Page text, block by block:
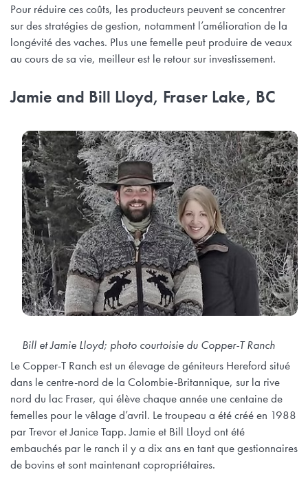
Pour réduire ces coûts, les producteurs peuvent se concentrer
sur des stratégies de gestion, notamment l’amélioration de la
longévité des vaches. Plus une femelle peut produire de veaux
au cours de sa vie, meilleur est le retour sur investissement.
Jamie and Bill Lloyd, Fraser Lake, BC
Bill et Jamie Lloyd; photo courtoisie du Copper-T Ranch
Le Copper-T Ranch est un élevage de géniteurs Hereford situé
dans le centre-nord de la Colombie-Britannique, sur la rive
nord du lac Fraser, qui élève chaque année une centaine de
femelles pour le vêlage d’avril. Le troupeau a été créé en 1988
par Trevor et Janice Tapp. Jamie et Bill Lloyd ont été
embauchés par le ranch il y a dix ans en tant que gestionnaires
de bovins et sont maintenant copropriétaires.